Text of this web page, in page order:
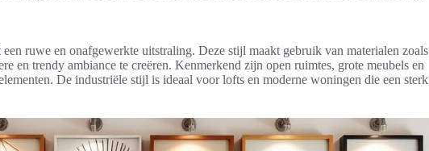
een ruwe en onafgewerkte uitstraling. Deze stijl maakt gebruik van materialen zoals
en trendy ambiance te creëren. Kenmerkend zijn open ruimtes, grote meubels en
De industriële stijl is ideaal voor lofts en moderne woningen die een sterk